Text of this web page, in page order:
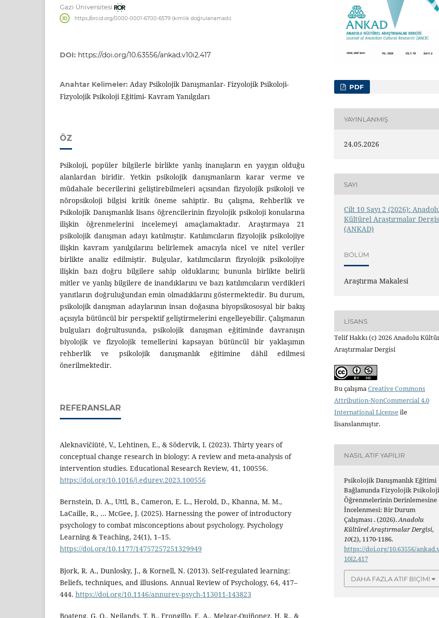
Gazi Üniversitesi
https://orcid.org/0000-0001-6700-6579 (kimlik doğrulanamadı)
DOI: https://doi.org/10.63556/ankad.v10i2.417
Anahtar Kelimeler: Aday Psikolojik Danışmanlar- Fizyolojik Psikoloji-
Fizyolojik Psikoloji Eğitimi- Kavram Yanılgıları
ÖZ
Psikoloji, popüler bilgilerle birlikte yanlış inanışların en yaygın olduğu
alanlardan biridir. Yetkin psikolojik danışmanların karar verme ve
müdahale becerilerini geliştirebilmeleri açısından fizyolojik psikoloji ve
nöropsikoloji bilgisi kritik öneme sahiptir. Bu çalışma, Rehberlik ve
Psikolojik Danışmanlık lisans öğrencilerinin fizyolojik psikoloji konularına
ilişkin öğrenmelerini incelemeyi amaçlamaktadır. Araştırmaya 21
psikolojik danışman adayı katılmıştır. Katılımcıların fizyolojik psikolojiye
ilişkin kavram yanılgılarını belirlemek amacıyla nicel ve nitel veriler
birlikte analiz edilmiştir. Bulgular, katılımcıların fizyolojik psikolojiye
ilişkin bazı doğru bilgilere sahip olduklarını; bununla birlikte belirli
mitler ve yanlış bilgilere de inandıklarını ve bazı katılımcıların verdikleri
yanıtların doğruluğundan emin olmadıklarını göstermektedir. Bu durum,
psikolojik danışman adaylarının insan doğasına biyopsikososyal bir bakış
açısıyla bütüncül bir perspektif geliştirmelerini engelleyebilir. Çalışmanın
bulguları doğrultusunda, psikolojik danışman eğitiminde davranışın
biyolojik ve fizyolojik temellerini kapsayan bütüncül bir yaklaşımın
rehberlik ve psikolojik danışmanlık eğitimine dâhil edilmesi
önerilmektedir.
REFERANSLAR
Aleknavičiūtė, V., Lehtinen, E., & Södervik, I. (2023). Thirty years of
conceptual change research in biology: A review and meta-analysis of
intervention studies. Educational Research Review, 41, 100556.
https://doi.org/10.1016/j.edurev.2023.100556
Bernstein, D. A., Uttl, B., Cameron, E. L., Herold, D., Khanna, M. M.,
LaCaille, R., … McGee, J. (2025). Harnessing the power of introductory
psychology to combat misconceptions about psychology. Psychology
Learning & Teaching, 24(1), 1–15.
https://doi.org/10.1177/14757257251329949
Bjork, R. A., Dunlosky, J., & Kornell, N. (2013). Self-regulated learning:
Beliefs, techniques, and illusions. Annual Review of Psychology, 64, 417–
444. https://doi.org/10.1146/annurev-psych-113011-143823
Boateng, G. O., Neilands, T. B., Frongillo, E. A., Melgar-Quiñonez, H. R., &
PDF
YAYINLANMIŞ
24.05.2026
SAYI
Cilt 10 Sayı 2 (2026):
Kültürel Araştırmalar
(ANKAD)
BÖLÜM
Araştırma Makalesi
LISANS
Telif Hakkı (c) 2026 Anadolu
Araştırmalar Dergisi
Bu çalışmaCreative Commons
Attribution-NonCommercial 4.0
International Licenseile
lisanslanmıştır.
NASIL ATIF YAPILIR
Psikolojik Danışmanlık Eğitimi
Bağlamında Fizyolojik
Öğrenmelerinin Derinlemesine
İncelenmesi: Bir Durum
Çalışması . (2026).Anadolu
Kültürel Araştırmalar Dergisi,
10(2), 1170-1186.
https://doi.org/10.63556/
10i2.417
DAHA FAZLA ATIF BIÇIMI